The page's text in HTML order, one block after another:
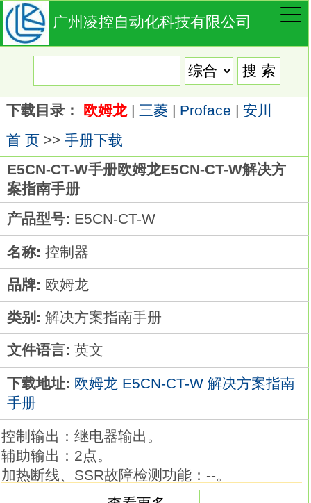
广州凌控自动化科技有限公司
下载目录： 欧姆龙| 三菱| Proface | 安川
首 页>> 手册下载
E5CN-CT-W手册欧姆龙E5CN-CT-W解决方
案指南手册
产品型号: E5CN-CT-W
名称: 控制器
品牌: 欧姆龙
类别: 解决方案指南手册
文件语言: 英文
下载地址: 欧姆龙 E5CN-CT-W 解决方案指南
手册
控制输出：继电器输出。
辅助输出：2点。
加热断线、SSR故障检测功能：--。